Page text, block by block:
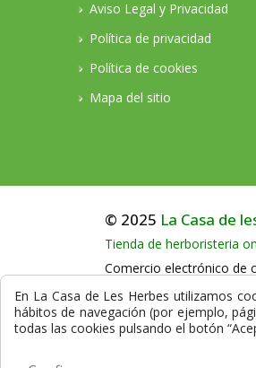
Aviso Legal y Privacidad
Política de privacidad
Política de cookies
Mapa del sitio
© 2025 La Casa de
Tienda de herboristeria
Comercio electrónico de
La compra en nuestra
datos que se transmiten
En La Casa de Les Herbes utilizamos
hábitos de navegación (por ejemplo,
todas las cookies pulsando el botón